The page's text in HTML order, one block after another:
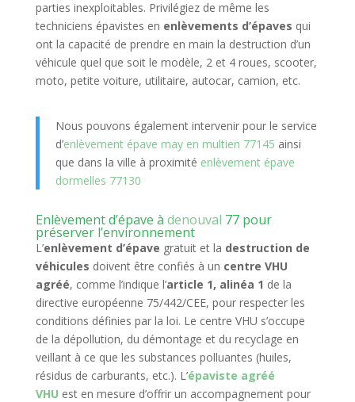
parties inexploitables. Privilégiez de même les
techniciens épavistes en enlèvements d’épaves qui
ont la capacité de prendre en main la destruction d’un
véhicule quel que soit le modèle, 2 et 4 roues, scooter,
moto, petite voiture, utilitaire, autocar, camion, etc.
Nous pouvons également intervenir pour le service
d’enlèvement épave may en multien 77145 ainsi
que dans la ville à proximité enlèvement épave
dormelles 77130
Enlèvement d’épave à denouval 77 pour
préserver l’environnement
L’enlèvement d’épave gratuit et la destruction de
véhicules doivent être confiés à un centre VHU
agréé, comme l’indique l’article 1, alinéa 1 de la
directive européenne 75/442/CEE, pour respecter les
conditions définies par la loi. Le centre VHU s’occupe
de la dépollution, du démontage et du recyclage en
veillant à ce que les substances polluantes (huiles,
résidus de carburants, etc.). L’épaviste agréé
VHU est en mesure d’offrir un accompagnement pour